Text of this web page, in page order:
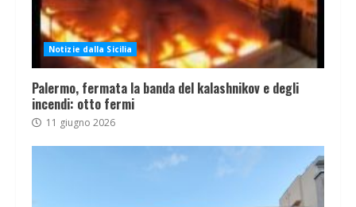
Notizie dalla Sicilia
Palermo, fermata la banda del kalashnikov e degli
incendi: otto fermi
11 giugno 2026